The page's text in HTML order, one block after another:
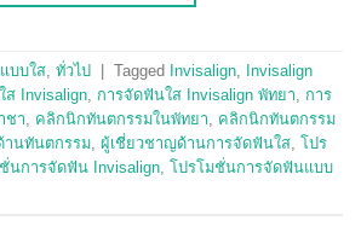
บบใส, ทั่วไป Tagged Invisalign, Invisalign
ส Invisalign, การจัดฟันใส Invisalign พัทยา, การ
ชา, คลิกนิกทันตกรรมในพัทยา, คลิกนิกทันตกรรม
านทันตกรรม, ผู้เชี่ยวชาญด้านการจัดฟันใส, โปร
นการจัดฟัน Invisalign, โปรโมชั่นการจัดฟันแบบ